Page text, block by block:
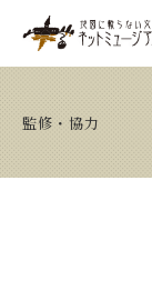
監修・協力